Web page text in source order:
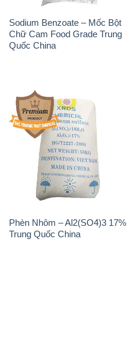
Sodium Benzoate – Mốc Bột
Chữ Cam Food Grade Trung
Quốc China
Phèn Nhôm – Al2(SO4)3 17%
Trung Quốc China